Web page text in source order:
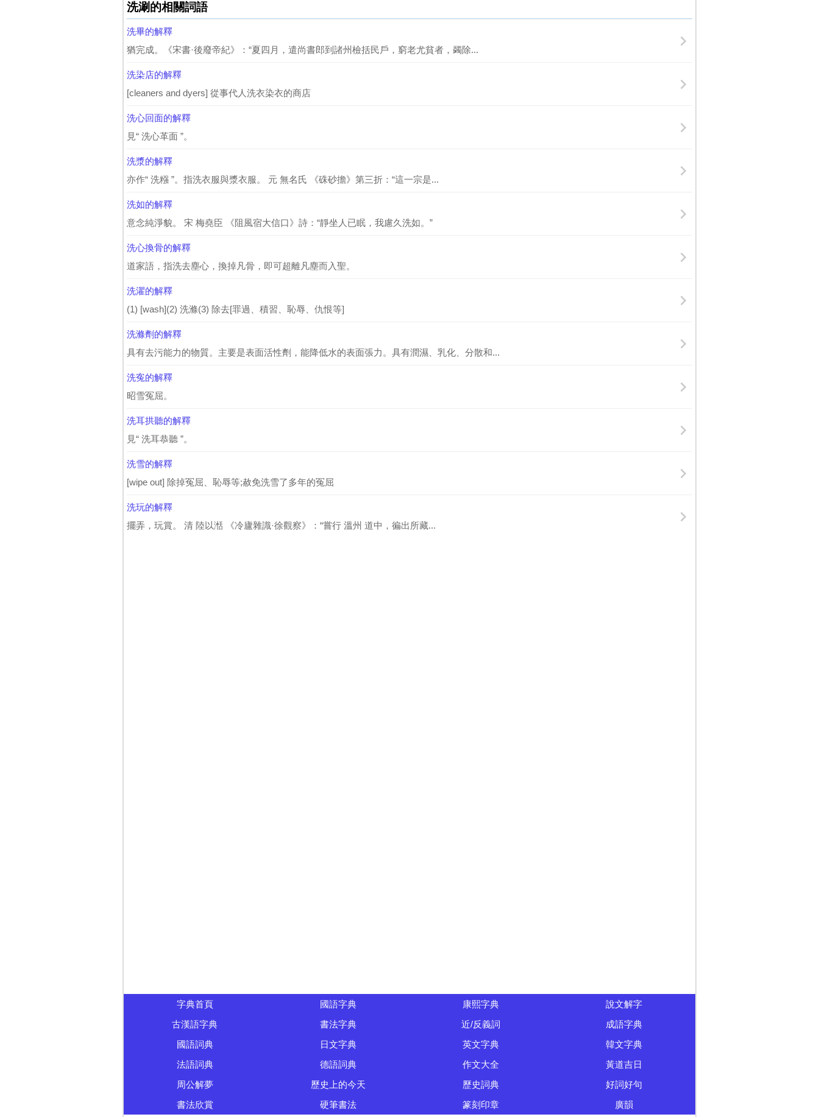
洗涮的相關詞語
洗畢的解釋
猶完成。《宋書·後廢帝紀》：“夏四月，遣尚書郎到諸州檢括民戶，窮老尤貧者，蠲除...
洗染店的解釋
[cleaners and dyers] 從事代人洗衣染衣的商店
洗心回面的解釋
見“ 洗心革面 ”。
洗漿的解釋
亦作“ 洗糨 ”。指洗衣服與漿衣服。 元 無名氏 《硃砂擔》第三折：“這一宗是...
洗如的解釋
意念純淨貌。 宋 梅堯臣 《阻風宿大信口》詩：“靜坐人已眠，我慮久洗如。”
洗心換骨的解釋
道家語，指洗去塵心，換掉凡骨，即可超離凡塵而入聖。
洗濯的解釋
(1) [wash](2) 洗滌(3) 除去[罪過、積習、恥辱、仇恨等]
洗滌劑的解釋
具有去污能力的物質。主要是表面活性劑，能降低水的表面張力。具有潤濕、乳化、分散和...
洗寃的解釋
昭雪冤屈。
洗耳拱聽的解釋
見“ 洗耳恭聽 ”。
洗雪的解釋
[wipe out] 除掉冤屈、恥辱等;赦免洗雪了多年的冤屈
洗玩的解釋
擺弄，玩賞。 清 陸以湉 《冷廬雜識·徐觀察》：“嘗行 溫州 道中，徧出所藏...
字典首頁 國語字典 康熙字典
說文解字
古漢語字典
書法字典 近/反義詞
成語字典
國語詞典
日文字典 英文字典
韓文字典
法語詞典
德語詞典 作文大全
黃道吉日
周公解夢
歷史上的今天 歷史詞典
好詞好句
書法欣賞
硬筆書法 篆刻印章 廣韻